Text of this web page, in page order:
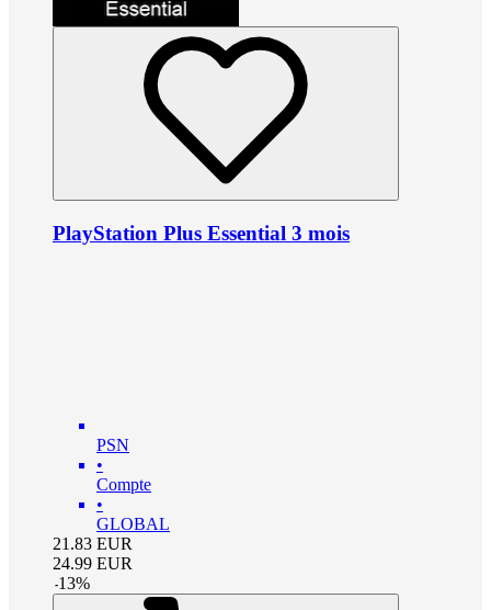
PlayStation Plus Essential 3 mois
PSN
•
Compte
•
GLOBAL
21.83 EUR
24.99 EUR
-13%